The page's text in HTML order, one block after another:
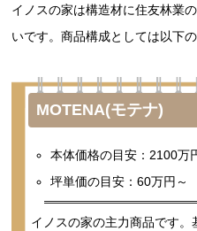
イノスの家は構造材に住友林業
いです。商品構成としては以下
MOTENA(モテナ)
本体価格の目安：2100万
坪単価の目安：60万円～
イノスの家の主力商品です